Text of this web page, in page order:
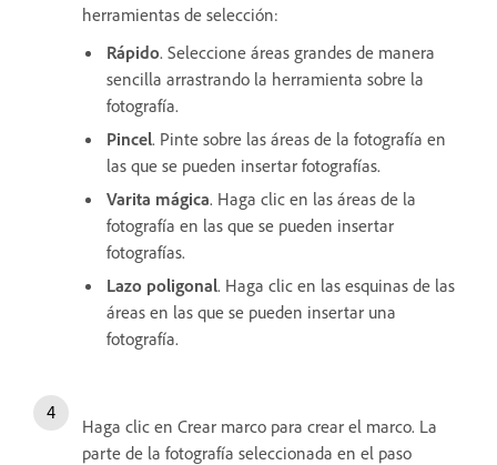
herramientas de selección:
Rápido. Seleccione áreas grandes de manera
sencilla arrastrando la herramienta sobre la
fotografía.
Pincel. Pinte sobre las áreas de la fotografía en
las que se pueden insertar fotografías.
Varita mágica. Haga clic en las áreas de la
fotografía en las que se pueden insertar
fotografías.
Lazo poligonal. Haga clic en las esquinas de las
áreas en las que se pueden insertar una
fotografía.
Haga clic en Crear marco para crear el marco. La
parte de la fotografía seleccionada en el paso